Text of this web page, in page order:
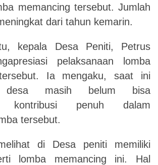
memancing tersebut. Jumlah
dari tahun kemarin.
kepala Desa Peniti, Petrus
pelaksanaan lomba
Ia mengaku, saat ini
desa masih belum bisa
kontribusi penuh dalam
tersebut.
di Desa peniti memiliki
lomba memancing ini. Hal